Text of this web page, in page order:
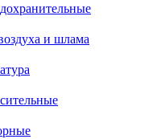
и шлама